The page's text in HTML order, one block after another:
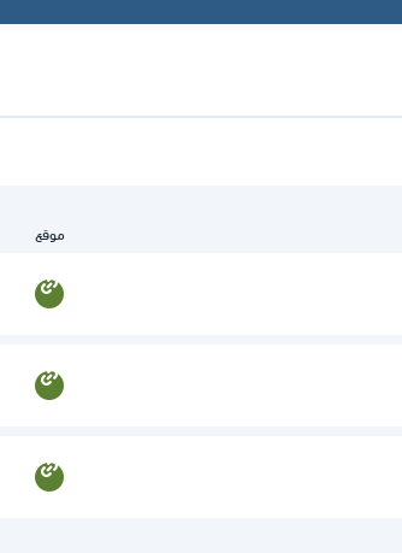
موقع